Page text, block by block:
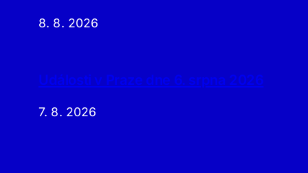
8. 8. 2026
Události v Praze dne 6. srpna 2026
7. 8. 2026